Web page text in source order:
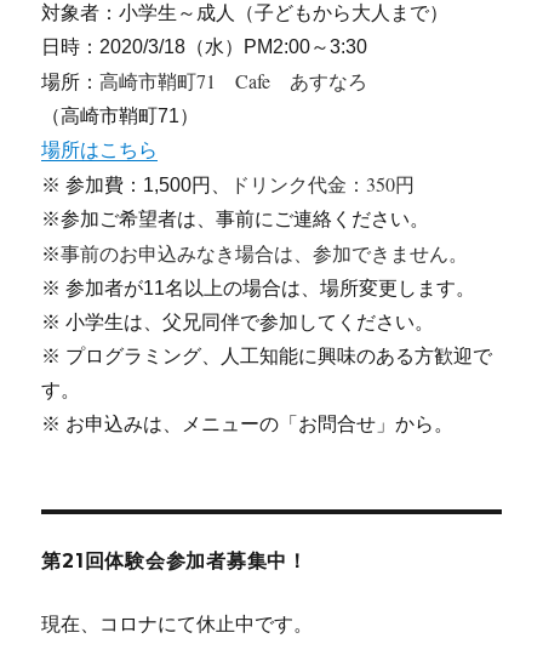
対象者：小学生～成人（子どもから大人まで）
日時：2020/3/18（水）PM2:00～3:30
場所：高崎市鞘町71 Cafe あすなろ
（高崎市鞘町71）
場所はこちら
※ 参加費：1,500円、
ドリンク代金：350円
※参加ご希望者は、事前にご連絡ください。
※事前のお申込みなき場合は、参加できません。
※ 参加者が11名以上の場合は、場所変更します。
※ 小学生は、父兄同伴で参加してください。
※ プログラミング、人工知能に興味のある方歓迎で
す。
※ お申込みは、メニューの「お問合せ」から。
第21回体験会参加者募集中！
現在、コロナにて休止中です。